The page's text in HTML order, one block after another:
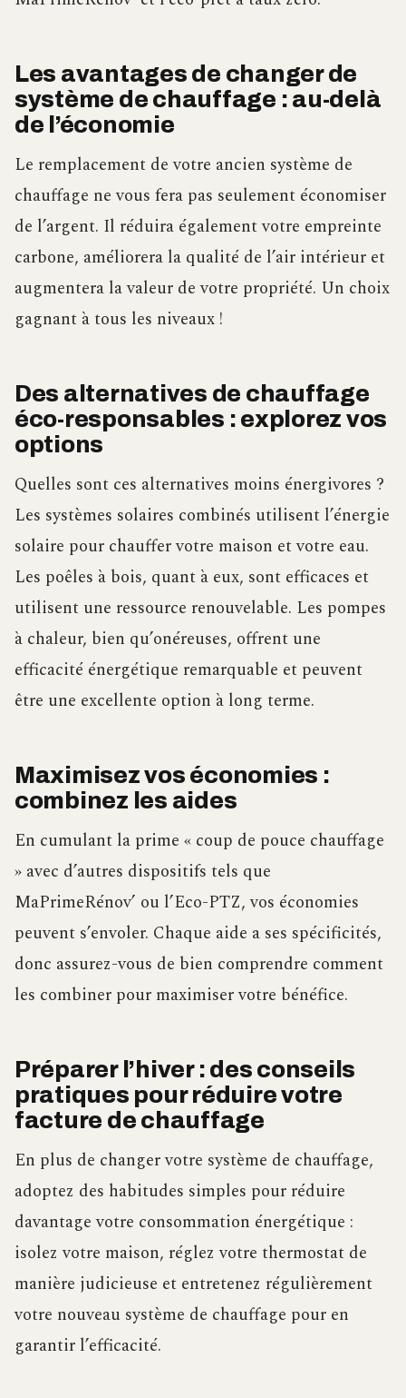
Les avantages de changer de
système de chauffage : au-delà
de l’économie
Le remplacement de votre ancien système de
chauffage ne vous fera pas seulement économiser
de l’argent. Il réduira également votre empreinte
carbone, améliorera la qualité de l’air intérieur et
augmentera la valeur de votre propriété. Un choix
gagnant à tous les niveaux !
Des alternatives de chauffage
éco-responsables : explorez vos
options
Quelles sont ces alternatives moins énergivores ?
Les systèmes solaires combinés utilisent l’énergie
solaire pour chauffer votre maison et votre eau.
Les poêles à bois, quant à eux, sont efficaces et
utilisent une ressource renouvelable. Les pompes
à chaleur, bien qu’onéreuses, offrent une
efficacité énergétique remarquable et peuvent
être une excellente option à long terme.
Maximisez vos économies :
combinez les aides
En cumulant la prime « coup de pouce chauffage
» avec d’autres dispositifs tels que
MaPrimeRénov’ ou l’Eco-PTZ, vos économies
peuvent s’envoler. Chaque aide a ses spécificités,
donc assurez-vous de bien comprendre comment
les combiner pour maximiser votre bénéfice.
Préparer l’hiver : des conseils
pratiques pour réduire votre
facture de chauffage
En plus de changer votre système de chauffage,
adoptez des habitudes simples pour réduire
davantage votre consommation énergétique :
isolez votre maison, réglez votre thermostat de
manière judicieuse et entretenez régulièrement
votre nouveau système de chauffage pour en
garantir l’efficacité.